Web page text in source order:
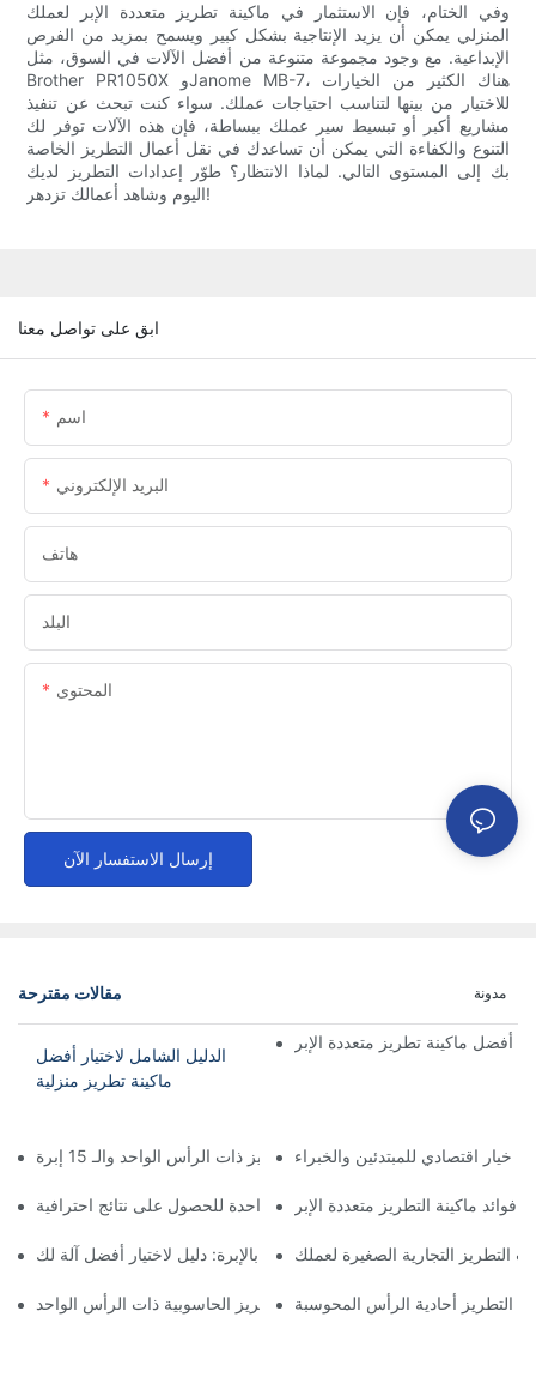
وفي الختام، فإن الاستثمار في ماكينة تطريز متعددة الإبر لعملك
المنزلي يمكن أن يزيد الإنتاجية بشكل كبير ويسمح بمزيد من الفرص
الإبداعية. مع وجود مجموعة متنوعة من أفضل الآلات في السوق، مثل
Brother PR1050X وJanome MB-7، هناك الكثير من الخيارات
للاختيار من بينها لتناسب احتياجات عملك. سواء كنت تبحث عن تنفيذ
مشاريع أكبر أو تبسيط سير عملك ببساطة، فإن هذه الآلات توفر لك
التنوع والكفاءة التي يمكن أن تساعدك في نقل أعمال التطريز الخاصة
بك إلى المستوى التالي. لماذا الانتظار؟ طوّر إعدادات التطريز لديك
اليوم وشاهد أعمالك تزدهر!
ابق على تواصل معنا
اسم
البريد الإلكتروني
هاتف
البلد
المحتوى
إرسال الاستفسار الآن
مقالات مقترحة مدونة
الدليل الشامل لاختيار أفضل
ماكينة تطريز منزلية
أفضل ماكينة تطريز متعددة الإبر
تعظيم الكفاءة: شرح آلة التطريز ذات الرأس الواحد والـ 15 إبرة
خيار اقتصادي للمبتدئين والخبراء
فوائد استخدام ماكينة التطريز بإبرة واحدة للحصول على نتائج احترافية
ماكينة التطريز متعددة الإبر
إتقان فن التطريز بالإبرة: دليل لاختيار أفضل آلة لكالتطريز التجارية الصغيرة لعملك
إتقان التطريز: فوائد ماكينة التطريز الحاسوبية ذات الرأس الواحد
التطريز أحادية الرأس المحوسبة